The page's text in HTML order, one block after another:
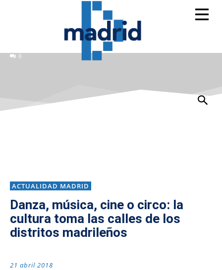
0
ACTUALIDAD MADRID
Danza, música, cine o circo: la
cultura toma las calles de los
distritos madrileños
21 abril 2018